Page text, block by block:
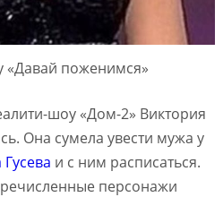
поженимся»
шоу «Дом-2» Виктория
Она сумела увести мужа у
и с ним расписаться.
персонажи